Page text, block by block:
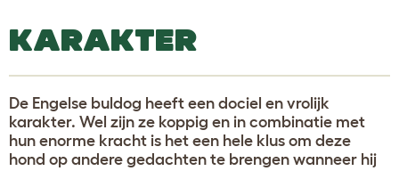
KARAKTER
De Engelse buldog heeft een dociel en vrolijk
karakter. Wel zijn ze koppig en in combinatie met
hun enorme kracht is het een hele klus om deze
hond op andere gedachten te brengen wanneer hij